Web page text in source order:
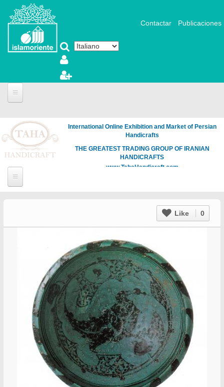
Salta al contenuto principale
Contactar Publicaciones
International Online Exhibition and Market of Persian
Handicrafts
THE GREATEST TRADING GROUP OF IRANIAN
HANDICRAFTS
www.TahaHandicraft.com
Like 0